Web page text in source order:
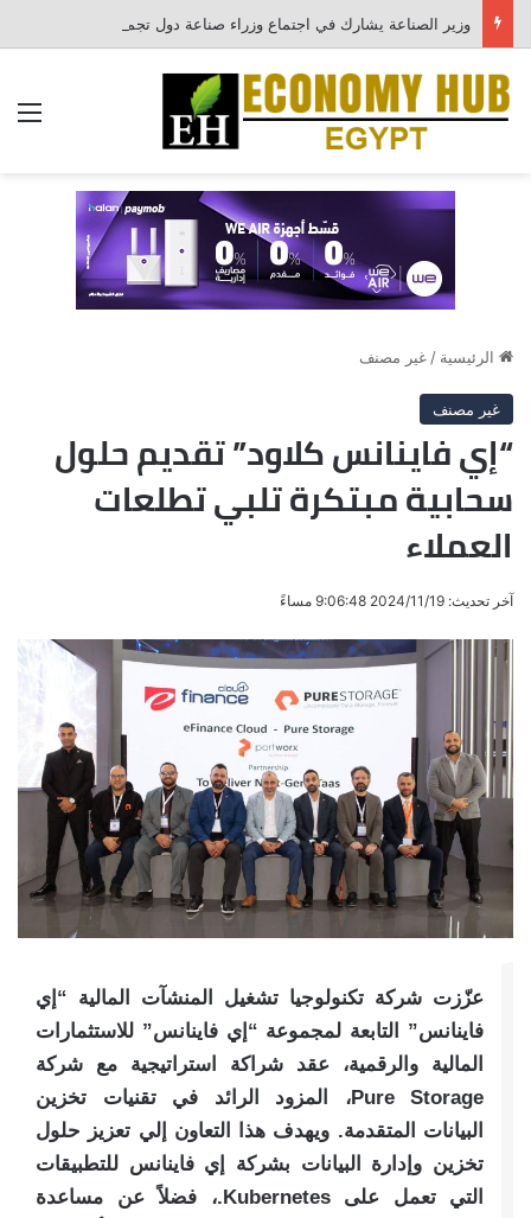
الرئيسية / غير مصنف
غير مصنف
“إي فاينانس كلاود” تقديم حلول
سحابية مبتكرة تلبي تطلعات
العملاء
آخر تحديث: 2024/11/19 9:06:48 مساءً
عزّزت شركة تكنولوجيا تشغيل المنشآت المالية “إي
فاينانس” التابعة لمجموعة “إي فاينانس” للاستثمارات
المالية والرقمية، عقد شراكة استراتيجية مع شركة
Pure Storage، المزود الرائد في تقنيات تخزين
البيانات المتقدمة. ويهدف هذا التعاون إلي تعزيز حلول
تخزين وإدارة البيانات بشركة إي فاينانس للتطبيقات
التي تعمل على Kubernetes.، فضلاً عن مساعدة